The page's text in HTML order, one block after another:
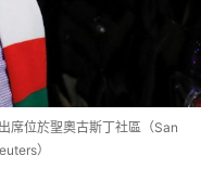
席位於聖奧古斯丁社區（San
）